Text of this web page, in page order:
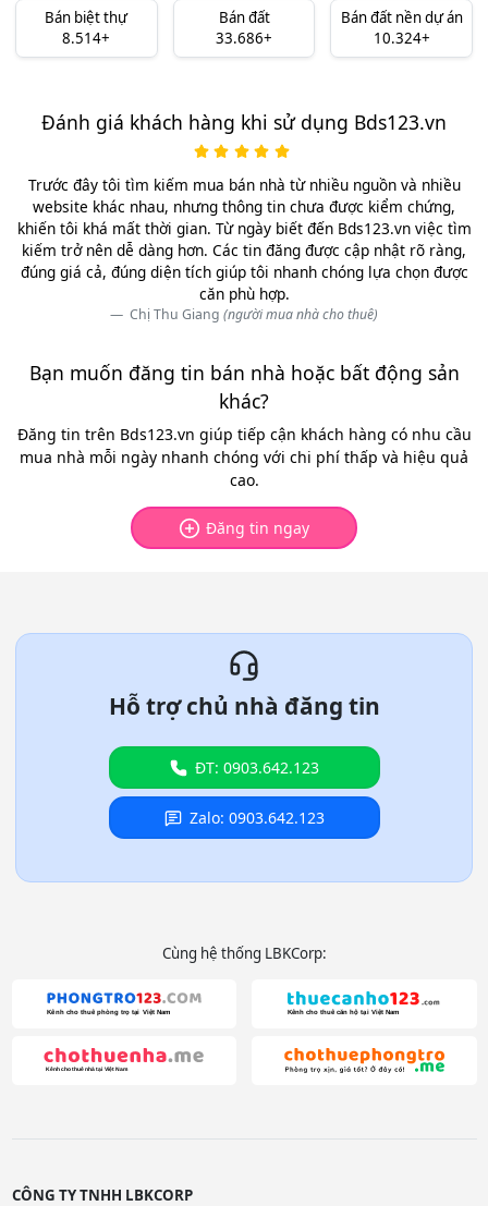
Bán biệt thự
8.514+
Bán đất
33.686+
Bán đất nền dự án
10.324+
Đánh giá khách hàng khi sử dụng Bds123.vn
Trước đây tôi tìm kiếm mua bán nhà từ nhiều nguồn và nhiều
website khác nhau, nhưng thông tin chưa được kiểm chứng,
khiến tôi khá mất thời gian. Từ ngày biết đến Bds123.vn việc tìm
kiếm trở nên dễ dàng hơn. Các tin đăng được cập nhật rõ ràng,
đúng giá cả, đúng diện tích giúp tôi nhanh chóng lựa chọn được
căn phù hợp.
Chị Thu Giang (người mua nhà cho thuê)
Bạn muốn đăng tin bán nhà hoặc bất động sản
khác?
Đăng tin trên Bds123.vn giúp tiếp cận khách hàng có nhu cầu
mua nhà mỗi ngày nhanh chóng với chi phí thấp và hiệu quả
cao.
Đăng tin ngay
Hỗ trợ chủ nhà đăng tin
ĐT: 0903.642.123
Zalo: 0903.642.123
Cùng hệ thống LBKCorp:
CÔNG TY TNHH LBKCORP